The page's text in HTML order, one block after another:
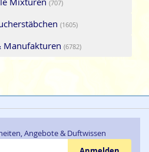
(707)
(1605)
Manufakturen (6782)
Angebote & Duftwissen